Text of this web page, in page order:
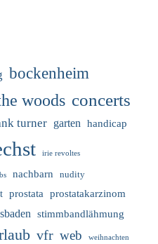
bockenheim
woods concerts
turner garten handicap
irie revoltes
nachbarn nudity
prostata prostatakarzinom
stimmbandlähmung
vfr web weihnachten